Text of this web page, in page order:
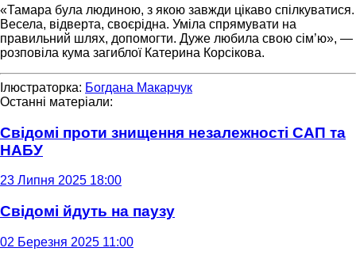
«Тамара була людиною, з якою завжди цікаво спілкуватися.
Весела, відверта, своєрідна. Уміла спрямувати на
правильний шлях, допомогти. Дуже любила свою сім’ю», —
розповіла кума загиблої Катерина Корсікова.
Ілюстраторка: Богдана Макарчук
Останні матеріали:
Свідомі проти знищення незалежності САП та
НАБУ
23 Липня 2025 18:00
Свідомі йдуть на паузу
02 Березня 2025 11:00